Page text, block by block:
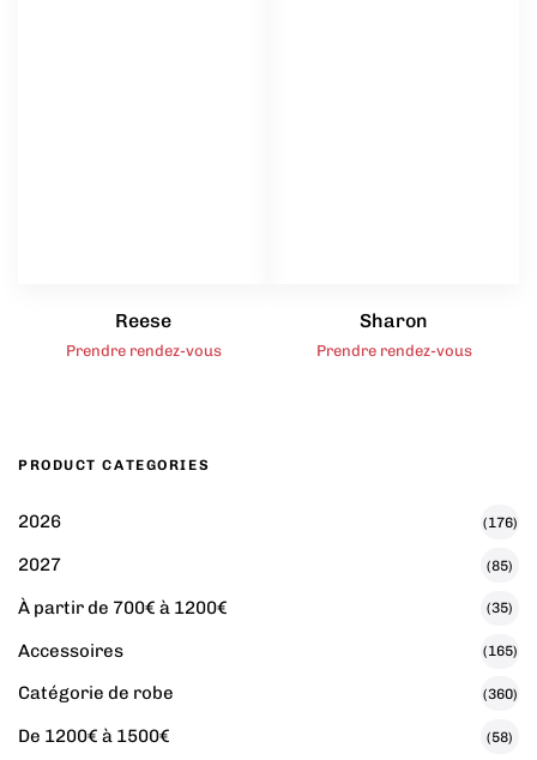
Reese
Prendre rendez-vous
Sharon
Prendre rendez-vous
PRODUCT CATEGORIES
2026 (176)
2027 (85)
À partir de 700€ à 1200€ (35)
Accessoires (165)
Catégorie de robe (360)
De 1200€ à 1500€ (58)